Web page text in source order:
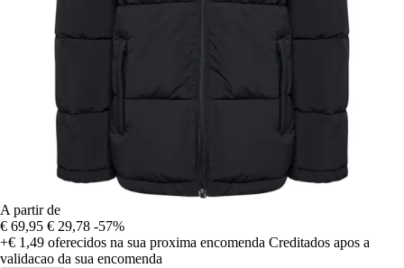
A partir de
€ 69,95 € 29,78 -57%
+€ 1,49 oferecidos na sua proxima encomenda Creditados apos a
validacao da sua encomenda